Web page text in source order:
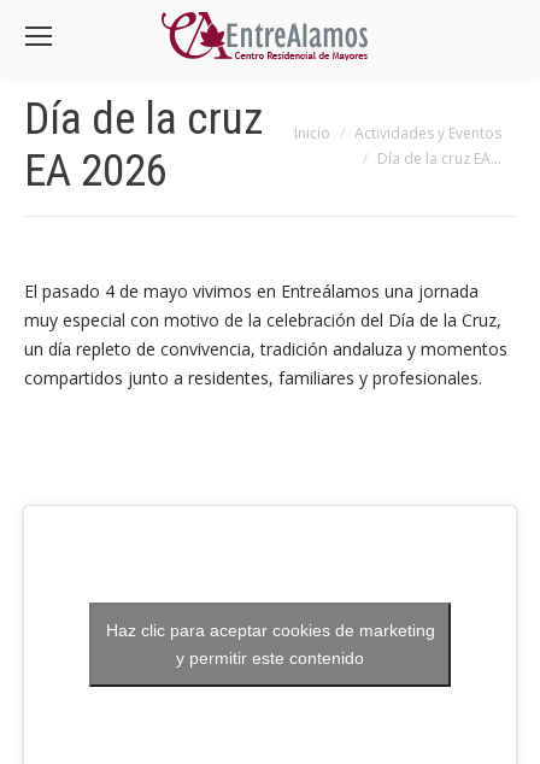
Día de la cruz
EA 2026
Estás aquí:
Inicio
Actividades y Eventos
Día de la cruz EA…
El pasado 4 de mayo vivimos en Entreálamos una jornada
muy especial con motivo de la celebración del Día de la Cruz,
un día repleto de convivencia, tradición andaluza y momentos
compartidos junto a residentes, familiares y profesionales.
Haz clic para aceptar cookies de marketing
y permitir este contenido